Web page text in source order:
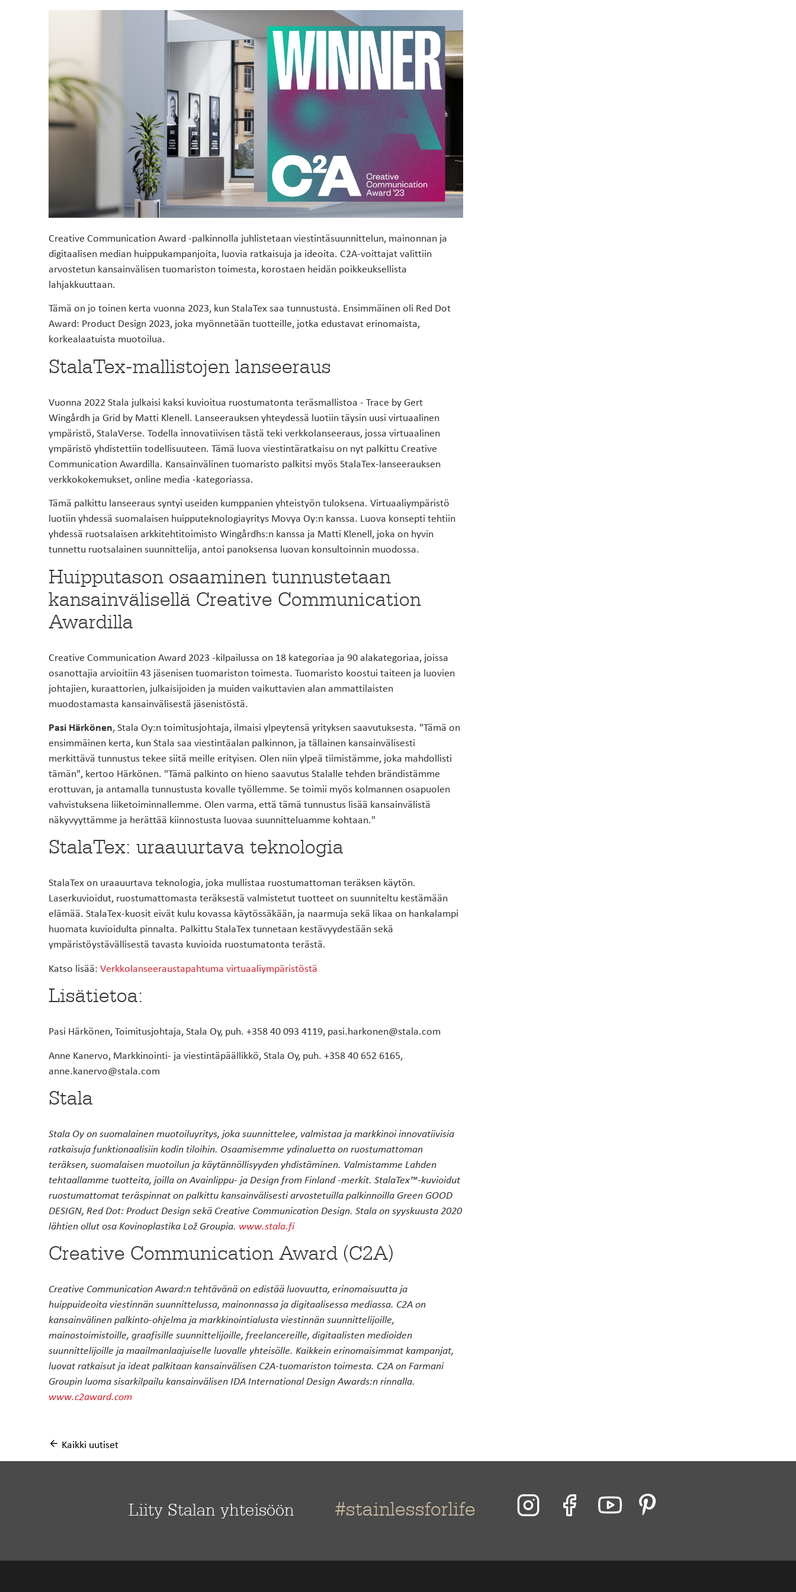
käytettävät
materiaalit
Suunnittelijoille Usein kysyttyä
DESIGNERILLA
MADELLA
Creative Communication Award -palkinnolla juhlistetaan viestintäsuunnittelun, mainonnan ja
digitaalisen median huippukampanjoita, luovia ratkaisuja ja ideoita. C2A-voittajat valittiin
arvostetun kansainvälisen tuomariston toimesta, korostaen heidän poikkeuksellista
lahjakkuuttaan.
Tämä on jo toinen kerta vuonna 2023, kun StalaTex saa tunnustusta. Ensimmäinen oli Red Dot
Award: Product Design 2023, joka myönnetään tuotteille, jotka edustavat erinomaista,
korkealaatuista muotoilua.
StalaTex-mallistojen lanseeraus
Vuonna 2022 Stala julkaisi kaksi kuvioitua ruostumatonta teräsmallistoa - Trace by Gert
Wingårdh ja Grid by Matti Klenell. Lanseerauksen yhteydessä luotiin täysin uusi virtuaalinen
ympäristö, StalaVerse. Todella innovatiivisen tästä teki verkkolanseeraus, jossa virtuaalinen
ympäristö yhdistettiin todellisuuteen. Tämä luova viestintäratkaisu on nyt palkittu Creative
Communication Awardilla. Kansainvälinen tuomaristo palkitsi myös StalaTex-lanseerauksen
verkkokokemukset, online media -kategoriassa.
Tämä palkittu lanseeraus syntyi useiden kumppanien yhteistyön tuloksena. Virtuaaliympäristö
luotiin yhdessä suomalaisen huipputeknologiayritys Movya Oy:n kanssa. Luova konsepti tehtiin
yhdessä ruotsalaisen arkkitehtitoimisto Wingårdhs:n kanssa ja Matti Klenell, joka on hyvin
tunnettu ruotsalainen suunnittelija, antoi panoksensa luovan konsultoinnin muodossa.
Huipputason osaaminen tunnustetaan
kansainvälisellä Creative Communication
Awardilla
Creative Communication Award 2023 -kilpailussa on 18 kategoriaa ja 90 alakategoriaa, joissa
osanottajia arvioitiin 43 jäsenisen tuomariston toimesta. Tuomaristo koostui taiteen ja luovien
johtajien, kuraattorien, julkaisijoiden ja muiden vaikuttavien alan ammattilaisten
muodostamasta kansainvälisestä jäsenistöstä.
Pasi Härkönen, Stala Oy:n toimitusjohtaja, ilmaisi ylpeytensä yrityksen saavutuksesta. "Tämä on
ensimmäinen kerta, kun Stala saa viestintäalan palkinnon, ja tällainen kansainvälisesti
merkittävä tunnustus tekee siitä meille erityisen. Olen niin ylpeä tiimistämme, joka mahdollisti
tämän", kertoo Härkönen. "Tämä palkinto on hieno saavutus Stalalle tehden brändistämme
erottuvan, ja antamalla tunnustusta kovalle työllemme. Se toimii myös kolmannen osapuolen
vahvistuksena liiketoiminnallemme. Olen varma, että tämä tunnustus lisää kansainvälistä
näkyvyyttämme ja herättää kiinnostusta luovaa suunnitteluamme kohtaan."
StalaTex: uraauurtava teknologia
StalaTex on uraauurtava teknologia, joka mullistaa ruostumattoman teräksen käytön.
Laserkuvioidut, ruostumattomasta teräksestä valmistetut tuotteet on suunniteltu kestämään
elämää. StalaTex‑kuosit eivät kulu kovassa käytössäkään, ja naarmuja sekä likaa on hankalampi
huomata kuvioidulta pinnalta. Palkittu StalaTex tunnetaan kestävyydestään sekä
ympäristöystävällisestä tavasta kuvioida ruostumatonta terästä.
Katso lisää: Verkkolanseeraustapahtuma virtuaaliympäristöstä
Lisätietoa:
Pasi Härkönen, Toimitusjohtaja, Stala Oy, puh. +358 40 093 4119, pasi.harkonen@stala.com
Anne Kanervo, Markkinointi- ja viestintäpäällikkö, Stala Oy, puh. +358 40 652 6165,
anne.kanervo@stala.com
Stala
Stala Oy on suomalainen muotoiluyritys, joka suunnittelee, valmistaa ja markkinoi innovatiivisia
ratkaisuja funktionaalisiin kodin tiloihin. Osaamisemme ydinaluetta on ruostumattoman
teräksen, suomalaisen muotoilun ja käytännöllisyyden yhdistäminen. Valmistamme Lahden
tehtaallamme tuotteita, joilla on Avainlippu- ja Design from Finland -merkit. StalaTex™-kuvioidut
ruostumattomat teräspinnat on palkittu kansainvälisesti arvostetuilla palkinnoilla Green GOOD
DESIGN, Red Dot: Product Design sekä Creative Communication Design. Stala on syyskuusta 2020
lähtien ollut osa Kovinoplastika Lož Groupia. www.stala.fi
Creative Communication Award (C2A)
Creative Communication Award:n tehtävänä on edistää luovuutta, erinomaisuutta ja
huippuideoita viestinnän suunnittelussa, mainonnassa ja digitaalisessa mediassa. C2A on
kansainvälinen palkinto-ohjelma ja markkinointialusta viestinnän suunnittelijoille,
mainostoimistoille, graafisille suunnittelijoille, freelancereille, digitaalisten medioiden
suunnittelijoille ja maailmanlaajuiselle luovalle yhteisölle. Kaikkein erinomaisimmat kampanjat,
luovat ratkaisut ja ideat palkitaan kansainvälisen C2A-tuomariston toimesta. C2A on Farmani
Groupin luoma sisarkilpailu kansainvälisen IDA International Design Awards:n rinnalla.
www.c2award.com
Kaikki uutiset
Liity Stalan yhteisöön #stainlessforlife